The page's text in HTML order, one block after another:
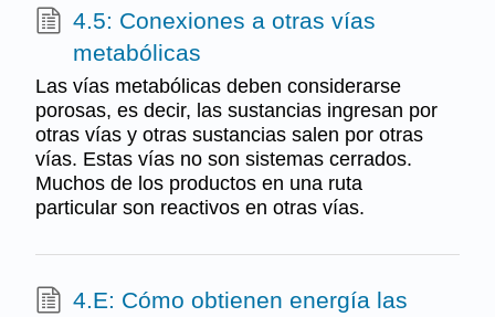
4.5: Conexiones a otras vías
metabólicas
Las vías metabólicas deben considerarse
porosas, es decir, las sustancias ingresan por
otras vías y otras sustancias salen por otras
vías. Estas vías no son sistemas cerrados.
Muchos de los productos en una ruta
particular son reactivos en otras vías.
4.E: Cómo obtienen energía las